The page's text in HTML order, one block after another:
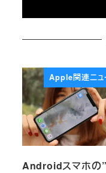
Apple関連ニュ
Androidスマホの”